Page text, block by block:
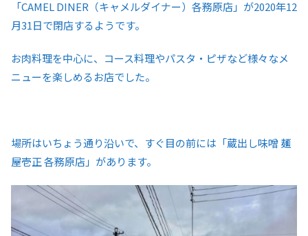
「CAMEL DINER（キャメルダイナー）各務原店」が2020年12
月31日で閉店するようです。
お肉料理を中心に、コース料理やパスタ・ピザなど様々なメ
ニューを楽しめるお店でした。
場所はいちょう通り沿いで、すぐ目の前には「蔵出し味噌 麺
屋壱正 各務原店」があります。